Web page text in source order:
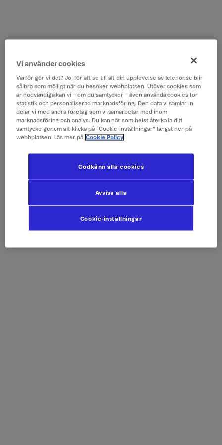
Vi använder cookies
Varför gör vi det? Jo, för att se till att din upplevelse av telenor.se blir
så bra som möjligt när du besöker webbplatsen. Utöver cookies som
är nödvändiga kan vi – om du samtycker – även använda cookies för
statistik och personaliserad marknadsföring. Den data vi samlar in
delar vi med andra företag som vi samarbetar med inom
marknadsföring och analys. Du kan när som helst återkalla ditt
samtycke genom att klicka på ”Cookie-inställningar” längst ner på
webbplatsen. Läs mer på Cookie Policy
Cookie-inställningar
Avvisa alla
Godkänn alla cookies